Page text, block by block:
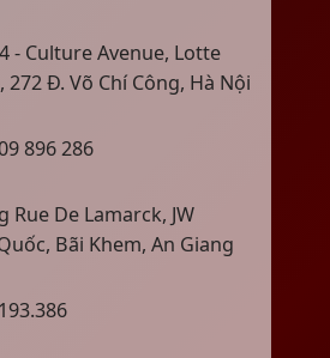
- Culture Avenue, Lotte
272 Đ. Võ Chí Công, Hà Nội
896 286
Rue De Lamarck, JW
Bãi Khem, An Giang